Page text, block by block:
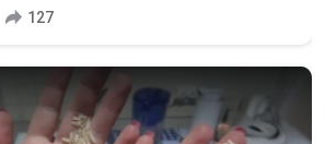
127